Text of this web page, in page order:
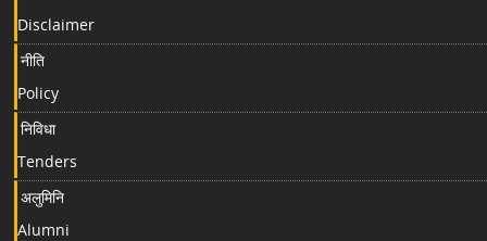
Disclaimer
नीति
Policy
निविधा
Tenders
अलुमिनि
Alumni